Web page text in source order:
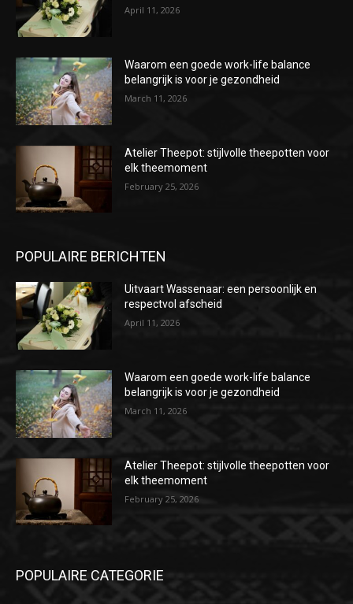
April 11, 2026
Waarom een goede work-life balance
belangrijk is voor je gezondheid
March 11, 2026
Atelier Theepot: stijlvolle theepotten voor
elk theemoment
February 25, 2026
POPULAIRE BERICHTEN
Uitvaart Wassenaar: een persoonlijk en
respectvol afscheid
April 11, 2026
Waarom een goede work-life balance
belangrijk is voor je gezondheid
March 11, 2026
Atelier Theepot: stijlvolle theepotten voor
elk theemoment
February 25, 2026
POPULAIRE CATEGORIE